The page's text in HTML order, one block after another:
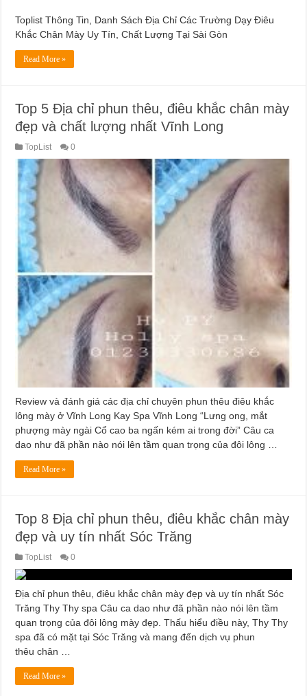
Toplist Thông Tin, Danh Sách Địa Chỉ Các Trường Dạy Điêu
Khắc Chân Mày Uy Tín, Chất Lượng Tại Sài Gòn
Read More »
Top 5 Địa chỉ phun thêu, điêu khắc chân mày
đẹp và chất lượng nhất Vĩnh Long
TopList 0
Review và đánh giá các địa chỉ chuyên phun thêu điêu khắc
lông mày ở Vĩnh Long Kay Spa Vĩnh Long “Lưng ong, mắt
phượng mày ngài Cổ cao ba ngấn kém ai trong đời” Câu ca
dao như đã phần nào nói lên tầm quan trọng của đôi lông …
Read More »
Top 8 Địa chỉ phun thêu, điêu khắc chân mày
đẹp và uy tín nhất Sóc Trăng
TopList 0
Địa chỉ phun thêu, điêu khắc chân mày đẹp và uy tín nhất Sóc
Trăng Thy Thy spa Câu ca dao như đã phần nào nói lên tầm
quan trọng của đôi lông mày đẹp. Thấu hiểu điều này, Thy Thy
spa đã có mặt tại Sóc Trăng và mang đến dịch vụ phun
thêu chân …
Read More »